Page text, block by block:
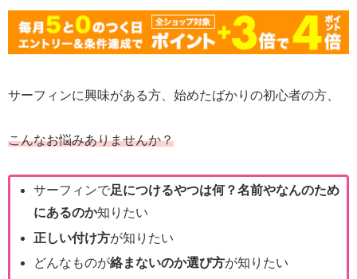
サーフィンに興味がある方、始めたばかりの初心者の方、
こんなお悩みありませんか？
サーフィンで足につけるやつは何？名前やなんのため
にあるのか知りたい
正しい付け方が知りたい
どんなものが絡まないのか選び方が知りたい